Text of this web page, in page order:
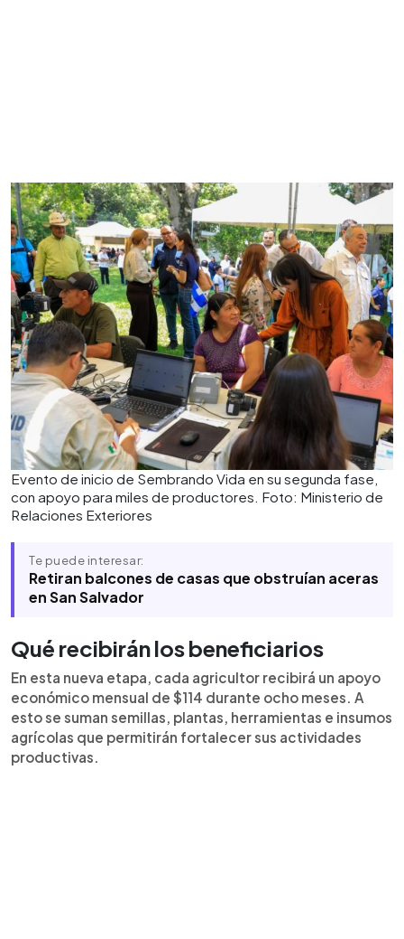
Evento de inicio de Sembrando Vida en su segunda fase,
con apoyo para miles de productores. Foto: Ministerio de
Relaciones Exteriores
Te puede interesar:
Retiran balcones de casas que obstruían aceras
en San Salvador
Qué recibirán los beneficiarios
En esta nueva etapa, cada agricultor recibirá un apoyo
económico mensual de $114 durante ocho meses. A
esto se suman semillas, plantas, herramientas e insumos
agrícolas que permitirán fortalecer sus actividades
productivas.